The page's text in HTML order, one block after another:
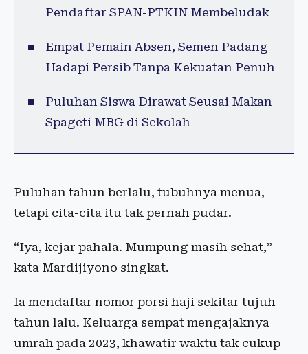
Pendaftar SPAN-PTKIN Membeludak
Empat Pemain Absen, Semen Padang
Hadapi Persib Tanpa Kekuatan Penuh
Puluhan Siswa Dirawat Seusai Makan
Spageti MBG di Sekolah
Puluhan tahun berlalu, tubuhnya menua,
tetapi cita-cita itu tak pernah pudar.
“Iya, kejar pahala. Mumpung masih sehat,”
kata Mardijiyono singkat.
Ia mendaftar nomor porsi haji sekitar tujuh
tahun lalu. Keluarga sempat mengajaknya
umrah pada 2023, khawatir waktu tak cukup